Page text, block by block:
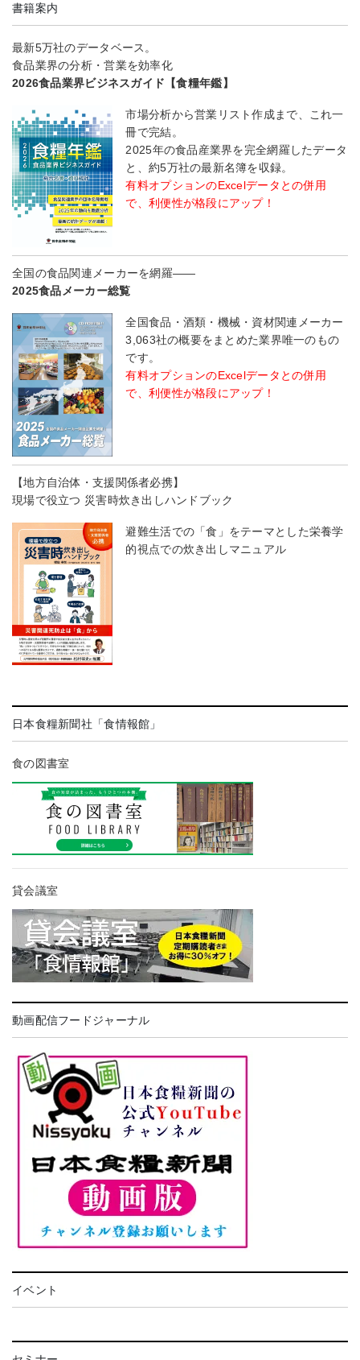
書籍案内
最新5万社のデータベース。
食品業界の分析・営業を効率化
2026食品業界ビジネスガイド【食糧年鑑】
市場分析から営業リスト作成まで、これ一
冊で完結。
2025年の食品産業界を完全網羅したデータ
と、約5万社の最新名簿を収録。
有料オプションのExcelデータとの併用
で、利便性が格段にアップ！
全国の食品関連メーカーを網羅――
2025食品メーカー総覧
全国食品・酒類・機械・資材関連メーカー
3,063社の概要をまとめた業界唯一のもの
です。
有料オプションのExcelデータとの併用
で、利便性が格段にアップ！
【地方自治体・支援関係者必携】
現場で役立つ 災害時炊き出しハンドブック
避難生活での「食」をテーマとした栄養学
的視点での炊き出しマニュアル
日本食糧新聞社「食情報館」
食の図書室
貸会議室
動画配信フードジャーナル
イベント